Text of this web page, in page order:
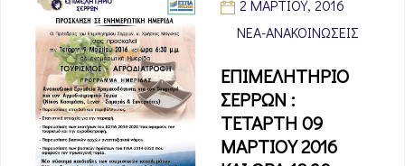
2 ΜΑΡΤΊΟΥ, 2016
ΝΈΑ-ΑΝΑΚΟΙΝΏΣΕΙΣ
ΕΠΙΜΕΛΗΤΗΡΙΟ
ΣΕΡΡΩΝ :
ΤΕΤΑΡΤΗ 09
ΜΑΡΤΙΟΥ 2016